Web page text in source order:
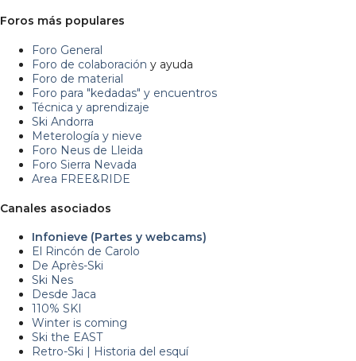
Foros más populares
Foro General
Foro de colaboración y ayuda
Foro de material
Foro para "kedadas" y encuentros
Técnica y aprendizaje
Ski Andorra
Meterología y nieve
Foro Neus de Lleida
Foro Sierra Nevada
Area FREE&RIDE
Canales asociados
Infonieve (Partes y webcams)
El Rincón de Carolo
De Après-Ski
Ski Nes
Desde Jaca
110% SKI
Winter is coming
Ski the EAST
Retro-Ski | Historia del esquí